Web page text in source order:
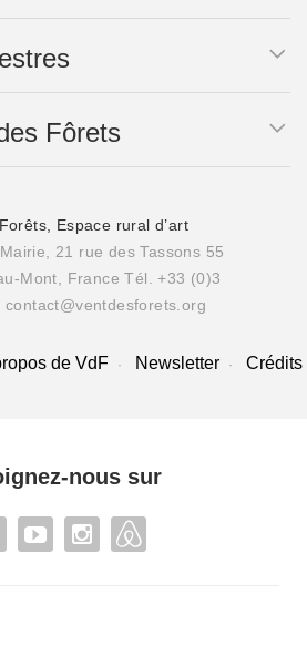
Fôrets
Espace rural d’art
Mairie, 21 rue des Tassons 55
Mont, France Tél. +33 (0)3
contact@ventdesforets.org
de VdF Newsletter Crédits
nous sur